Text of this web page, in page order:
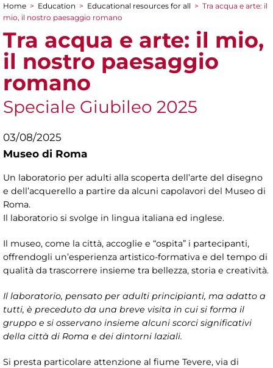
You are here
Home > Education > Educational resources for all > Tra acqua e arte: il
mio, il nostro paesaggio romano
Tra acqua e arte: il mio,
il nostro paesaggio
romano
Speciale Giubileo 2025
03/08/2025
Museo di Roma
Un laboratorio per adulti alla scoperta dell’arte del disegno
e dell’acquerello a partire da alcuni capolavori del Museo di
Roma.
Il laboratorio si svolge in lingua italiana ed inglese.
Il museo, come la città, accoglie e “ospita” i partecipanti,
offrendogli un’esperienza artistico-formativa e del tempo di
qualità da trascorrere insieme tra bellezza, storia e creatività.
Il laboratorio, pensato per adulti principianti, ma adatto a
tutti, è preceduto da una breve visita in cui si forma il
gruppo e si osservano insieme alcuni scorci significativi
della città di Roma e dei dintorni laziali.
Si presta particolare attenzione al fiume Tevere, via di